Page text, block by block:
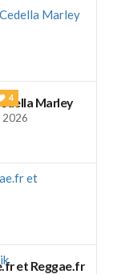
Marley
4
2026
et Reggae.fr